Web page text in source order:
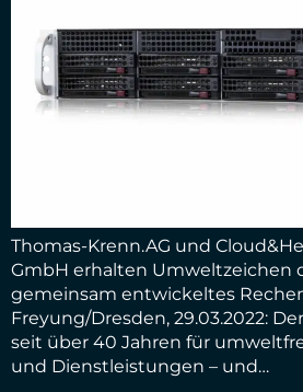
Thomas-Krenn.AG und
GmbH erhalten Umweltzeichen
gemeinsam entwickeltes
Freyung/Dresden, 29.03.2022:
seit über 40 Jahren für
und Dienstleistungen – und…